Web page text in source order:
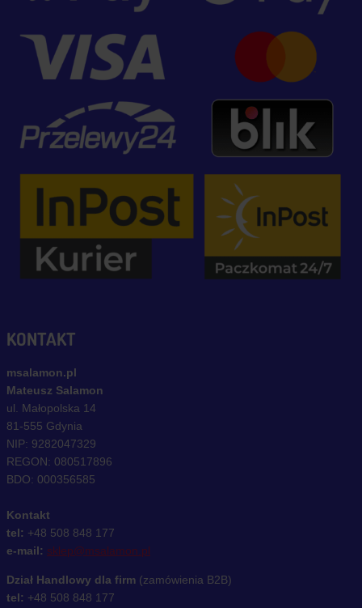
KONTAKT
msalamon.pl
Mateusz Salamon
ul. Małopolska 14
81-555 Gdynia
NIP: 9282047329
REGON: 080517896
BDO: 000356585
Kontakt
tel: +48 508 848 177
e-mail: sklep@msalamon.pl
Dział Handlowy dla firm (zamówienia B2B)
tel: +48 508 848 177